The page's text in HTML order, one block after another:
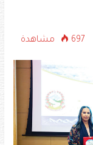
697 مشاهدة